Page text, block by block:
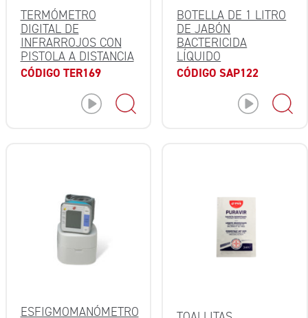
TERMÓMETRO
DIGITAL DE
INFRARROJOS CON
PISTOLA A DISTANCIA
CÓDIGO TER169
BOTELLA DE 1 LITRO
DE JABÓN
BACTERICIDA
LÍQUIDO
CÓDIGO SAP122
ESFIGMOMANÓMETRO